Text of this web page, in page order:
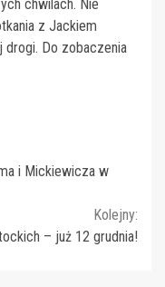
chwilach. Nie
z Jackiem
drogi. Do zobaczenia
i Mickiewicza w
Kolejny:
– już 12 grudnia!